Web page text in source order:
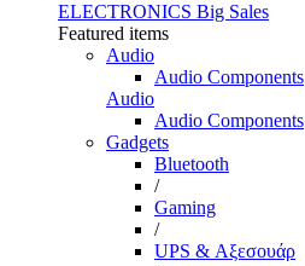
ELECTRONICS Big Sales
Featured items
Audio
Audio Components
Audio
Audio Components
Gadgets
Bluetooth
/
Gaming
/
UPS & Αξεσουάρ